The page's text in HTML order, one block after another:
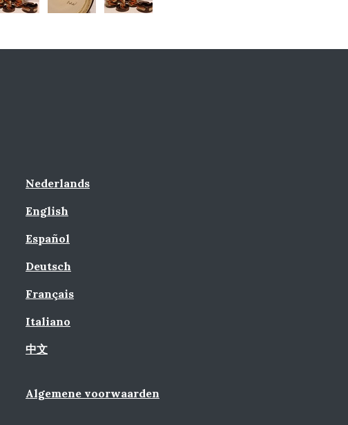
Nederlands
English
Español
Deutsch
Français
Italiano
中文
Algemene voorwaarden